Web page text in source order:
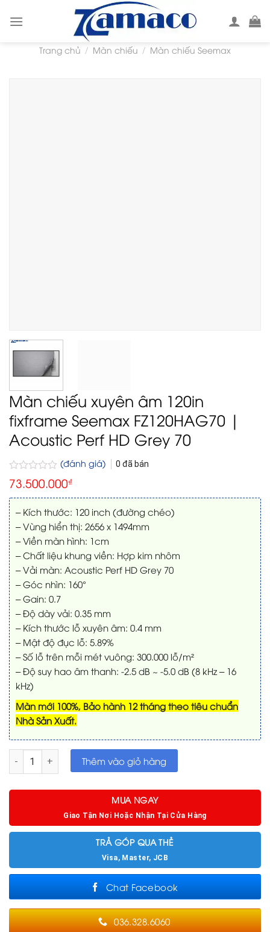
Trang chủ / Màn chiếu / Màn chiếu Seemax
Màn chiếu xuyên âm 120in
fixframe Seemax FZ120HAG70 |
Acoustic Perf HD Grey 70
Được
xếp
hạng
0
5
sao
(đánh giá) 0 đã bán
73.500.000₫
– Kích thước: 120 inch (đường chéo)
– Vùng hiển thị: 2656 x 1494mm
– Viền màn hình: 1cm
– Chất liệu khung viền: Hợp kim nhôm
– Vải màn: Acoustic Perf HD Grey 70
– Góc nhìn: 160°
– Gain: 0.7
– Độ dày vải: 0.35 mm
– Kích thước lỗ xuyên âm: 0.4 mm
– Mật độ đục lỗ: 5.89%
– Số lỗ trên mỗi mét vuông: 300.000 lỗ/m²
– Độ suy hao âm thanh: -2.5 dB ~ -5.0 dB (8 kHz – 16
kHz)
Màn mới 100%, Bảo hành 12 tháng theo tiêu chuẩn
Nhà Sản Xuất.
Màn chiếu xuyên âm 120in fixframe Seemax FZ120HAG70 |
Thêm vào giỏ hàng
MUA NGAY
Giao Tận Nơi Hoặc Nhận Tại Cửa Hàng
TRẢ GÓP QUA THẺ
Visa, Master, JCB
Chat Facebook
036.328.6060